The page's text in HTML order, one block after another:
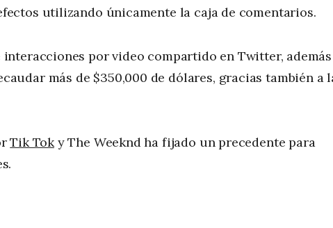
utilizando únicamente la caja de comentarios.
por video compartido en Twitter, además
más de $350,000 de dólares, gracias también a
Tik Toky The Weeknd ha fijado un precedente para